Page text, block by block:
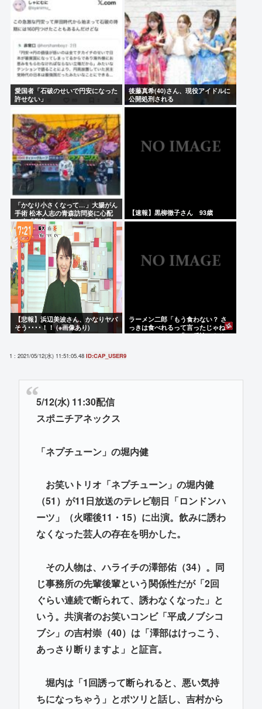
愛国者「石破のせいで円安になった
許せない」
後藤真希(40)さん、現役アイドルに
公開処刑される
「かなり小さくなって…」大腸がん
手術 松本人志の青森訪問姿に心配
の声「脂肪のない感じが」「無理せ
ずに」
【速報】黒柳徹子さん 93歳
【悲報】浜辺美波さん、かなりヤバ
そう････！！ (※画像あり)
ラーメン二郎「もう食わない？ さ
っきは食べれるって言ったじゃねー
か！」（ヽ´ん`）「」 反論できる？
1 : 2021/05/12(水) 11:51:05.48 ID:CAP_USER9
5/12(水) 11:30配信
スポニチアネックス
「ネプチューン」の堀内健
お笑いトリオ「ネプチューン」の堀内健
（51）が11日放送のテレビ朝日「ロンドンハ
ーツ」（火曜後11・15）に出演。飲みに誘わ
なくなった芸人の存在を明かした。
その人物は、ハライチの澤部佑（34）。同
じ事務所の先輩後輩という関係性だが「2回
ぐらい連続で断られて、誘わなくなった」と
いう。共演者のお笑いコンビ「平成ノブシコ
ブシ」の吉村崇（40）は「澤部はけっこう、
あっさり断りますよ」と証言。
堀内は「1回誘って断られると、悪い気持
ちになっちゃう」とポツリと話し、吉村から